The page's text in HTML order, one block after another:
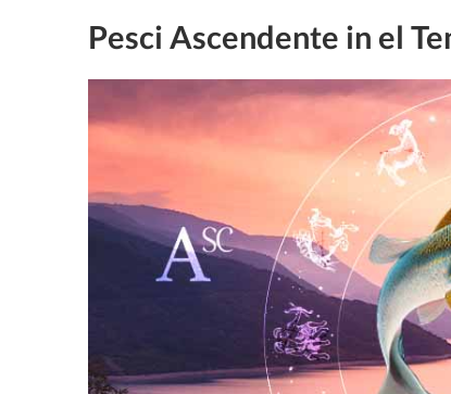
Pesci Ascendente in el